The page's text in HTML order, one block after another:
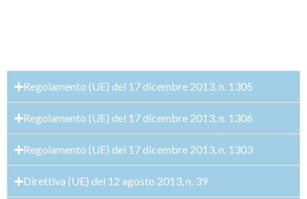
Regolamento (UE) del 17 dicembre 2013, n. 1305
Regolamento (UE) del 17 dicembre 2013, n. 1306
Regolamento (UE) del 17 dicembre 2013, n. 1303
Direttiva (UE) del 12 agosto 2013, n. 39